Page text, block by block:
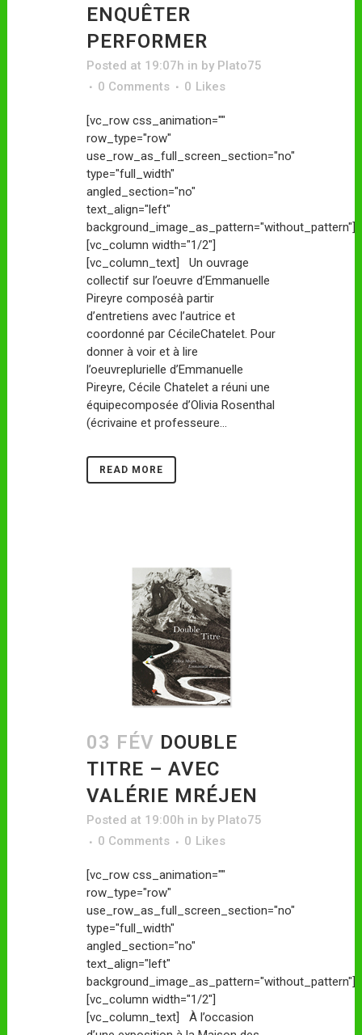
ENQUÊTER
PERFORMER
Posted at 19:07h in by Plato75
0 Comments
0 Likes
[vc_row css_animation=""
row_type="row"
use_row_as_full_screen_section="no"
type="full_width"
angled_section="no"
text_align="left"
background_image_as_pattern="without_pattern"]
[vc_column width="1/2"]
[vc_column_text] Un ouvrage
collectif sur l’oeuvre d’Emmanuelle
Pireyre composéà partir
d’entretiens avec l’autrice et
coordonné par CécileChatelet. Pour
donner à voir et à lire
l’oeuvreplurielle d’Emmanuelle
Pireyre, Cécile Chatelet a réuni une
équipecomposée d’Olivia Rosenthal
(écrivaine et professeure...
READ MORE
03 FÉV DOUBLE
TITRE – AVEC
VALÉRIE MRÉJEN
Posted at 19:00h in by Plato75
0 Comments
0 Likes
[vc_row css_animation=""
row_type="row"
use_row_as_full_screen_section="no"
type="full_width"
angled_section="no"
text_align="left"
background_image_as_pattern="without_pattern"]
[vc_column width="1/2"]
[vc_column_text] À l’occasion